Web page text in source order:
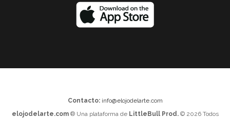
Contacto: info@elojodelarte.com
elojodelarte.com® Una plataforma de LittleBull Prod.© 2026 Todos